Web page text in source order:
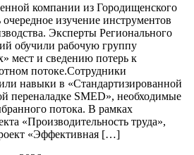
компании из Городищенского
очередное изучение инструментов
Эксперты Регионального
обучили рабочую группу
мест и сведению потерь к
потоке.Сотрудники
навыки в «Стандартизированной
переналадке SMED», необходимые
потока. В рамках
«Производительность труда»,
«Эффективная […]